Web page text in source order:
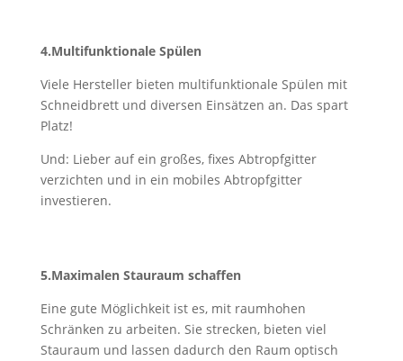
4.Multifunktionale Spülen
Viele Hersteller bieten multifunktionale Spülen mit
Schneidbrett und diversen Einsätzen an. Das spart
Platz!
Und: Lieber auf ein großes, fixes Abtropfgitter
verzichten und in ein mobiles Abtropfgitter
investieren.
5.Maximalen Stauraum schaffen
Eine gute Möglichkeit ist es, mit raumhohen
Schränken zu arbeiten. Sie strecken, bieten viel
Stauraum und lassen dadurch den Raum optisch